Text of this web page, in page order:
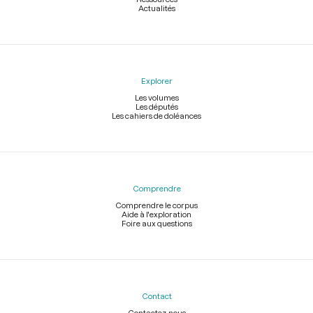
Actualités
Explorer
Les volumes
Les députés
Les cahiers de doléances
Comprendre
Comprendre le corpus
Aide à l'exploration
Foire aux questions
Contact